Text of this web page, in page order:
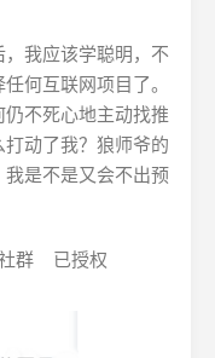
我应该学聪明，不
何互联网项目了。
不死心地主动找推
动了我？狼师爷的
是不是又会不出预
社群 已授权